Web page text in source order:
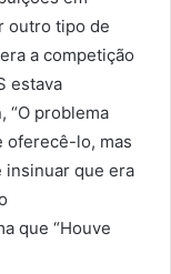
outro tipo de
a competição
estava
“O problema
oferecê-lo, mas
insinuar que era
que “Houve